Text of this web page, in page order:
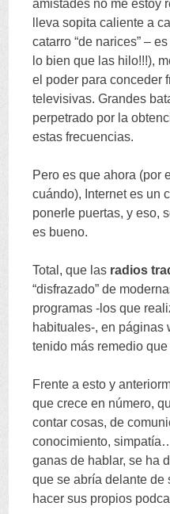
amistades no me estoy
lleva sopita caliente a
catarro “de narices” –es
lo bien que las hilo!!!),
el poder para conceder
televisivas.Grandes
perpetrado por la
estas frecuencias.
Pero es que ahora (por
cuándo), Internet es un
ponerle puertas,y eso,
es bueno.
Total ,que las radios
“disfrazado”de
programas -los que
habituales-,en páginas
tenido más remedio
Frente a esto y
que crece en número,
contar cosas,de
conocimiento,simpatía
ganas de hablar,se ha
que se abría delante de
hacer sus propios